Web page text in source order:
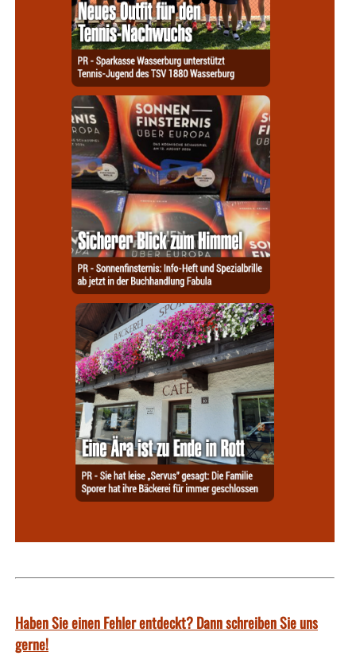
Haben Sie einen Fehler entdeckt? Dann schreiben Sie uns
gerne!